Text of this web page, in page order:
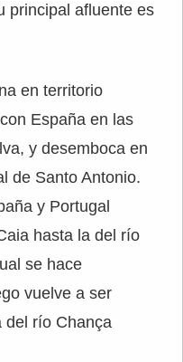
principal afluente es
en territorio
España en las
y desemboca en
de Santo Antonio.
y Portugal
hasta la del río
se hace
vuelve a ser
del río Chança